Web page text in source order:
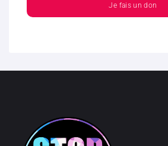
Je fais un don